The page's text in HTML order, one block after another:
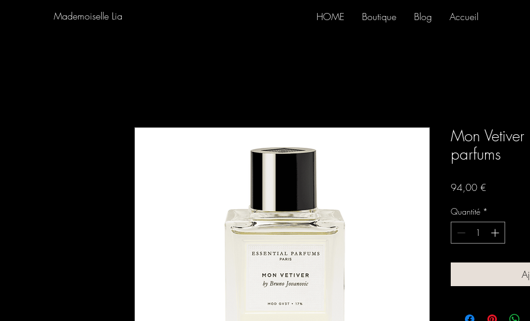
Mademoiselle Lia HOME Boutique Blog Accueil
Mon
parfums
94,00 €
Quantité *